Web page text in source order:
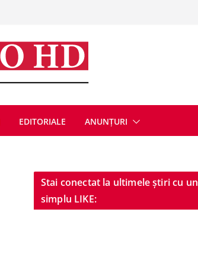
EDITORIALE ANUNȚURI
Stai conectat la ultimele știri cu un
simplu LIKE: